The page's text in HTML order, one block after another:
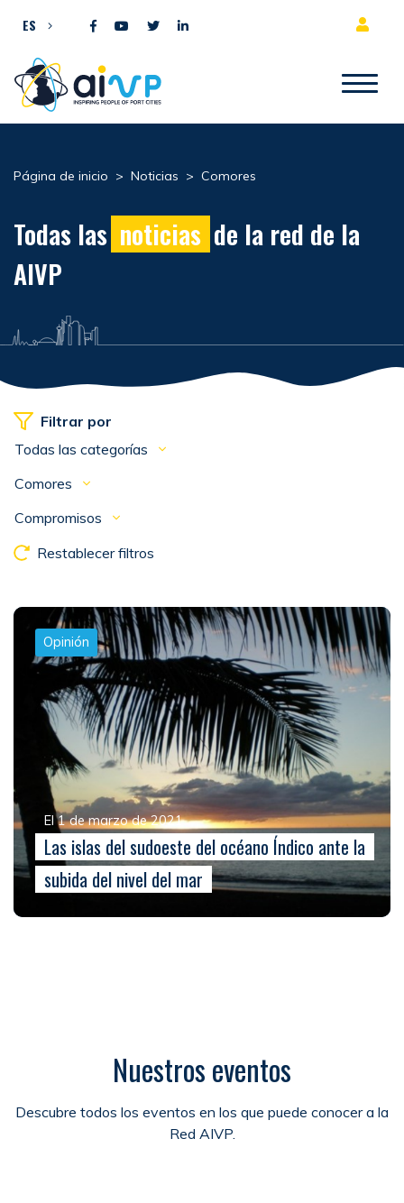
ES
Página de inicio > Noticias > Comores
Todas las noticias de la red de la
AIVP
Filtrar por
Todas las categorías
Comores
Compromisos
Restablecer filtros
Opinión
El 1 de marzo de 2021
Las islas del sudoeste del océano Índico ante la
subida del nivel del mar
Nuestros eventos
Descubre todos los eventos en los que puede conocer a la
Red AIVP.